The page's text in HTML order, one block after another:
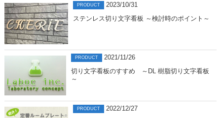
PRODUCT
2023/10/31
ステンレス切り文字看板 ～検討時のポイント～
PRODUCT
2021/11/26
切り文字看板のすすめ ～DL 樹脂切り文字看板
～
PRODUCT
2022/12/27